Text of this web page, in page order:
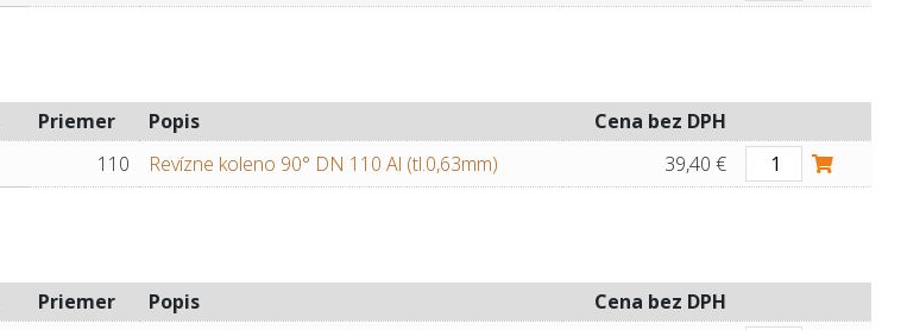
Priemer Popis
Cena bez DPH
110 Revízne koleno 90° DN 110 Al (tl.0,63mm) 39,40 €
Priemer Popis
Cena bez DPH